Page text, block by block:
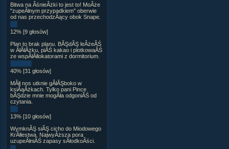
Bitwa na ÂśnieÂżki to jest to! MoÂże
"zupeÂłnym przypadkiem" oberwie
od nas przechodzÂący obok Snape.
12% [9 głosów]
Plan to brak planu. BĂŞdĂŞ leÂżeĂŚ
w ÂłĂłÂżku, piĂŚ kakao i plotkowaĂŚ
ze wspĂłÂłlokatorami z dormitorium.
40% [31 głosów]
MĂłj nos utknie gÂłĂŞboko w
ksiÂąÂżkach. Tylko pani Pince
bĂŞdzie mnie mogÂła odgoniĂŚ od
czytania.
13% [10 głosów]
WymknĂŞ siĂŞ cicho do Miodowego
KrĂłlestwa. NajwyÂższa pora
uzupeÂłniĂŚ zapasy sÂłodkoÂści.